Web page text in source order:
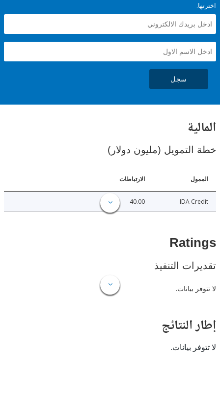
(مليون دولار)
الارتباطات
IDA
التنفيذ
بيانات.
بيانات.